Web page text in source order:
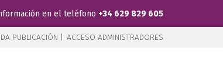
en el teléfono +34 629 829 605
PUBLICACIÓN | ACCESO ADMINISTRADORES